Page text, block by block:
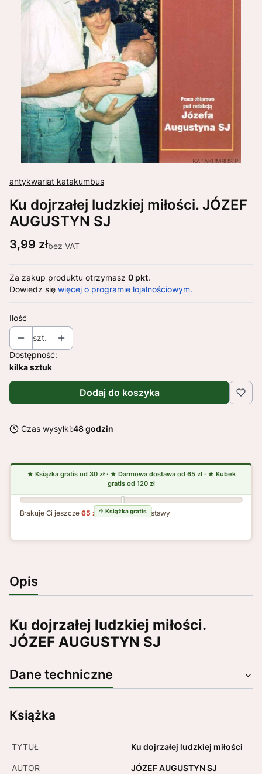
antykwariat katakumbus
Ku dojrzałej ludzkiej miłości. JÓZEF
AUGUSTYN SJ
Cena
3,99 złbez VAT
Za zakup produktu otrzymasz 0 pkt.
Dowiedz się więcej o programie lojalnościowym.
Ilość
szt.
Dostępność:
kilka sztuk
Dodaj do koszyka
Czas wysyłki:48 godzin
Brakuje Ci jeszcze65 zł do darmowej dostawy
Opis
Ku dojrzałej ludzkiej miłości.
JÓZEF AUGUSTYN SJ
Dane techniczne
Książka
TYTUŁ Ku dojrzałej ludzkiej miłości
AUTOR JÓZEF AUGUSTYN SJ